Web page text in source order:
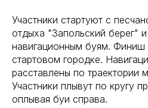
Участники стартуют с
отдыха "Запольский берег"
навигационным буям. Финиш
стартовом городке.
расставлены по траектории
Участники плывут по кругу
оплывая буи справа.